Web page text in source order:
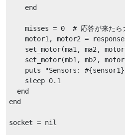
    end
misses = 0  # 応答が来たら
motor1, motor2 =
set_motor(ma1, ma2,
set_motor(mb1, mb2,
puts "Sensors:
    sleep 0.1
  end
end
socket = nil